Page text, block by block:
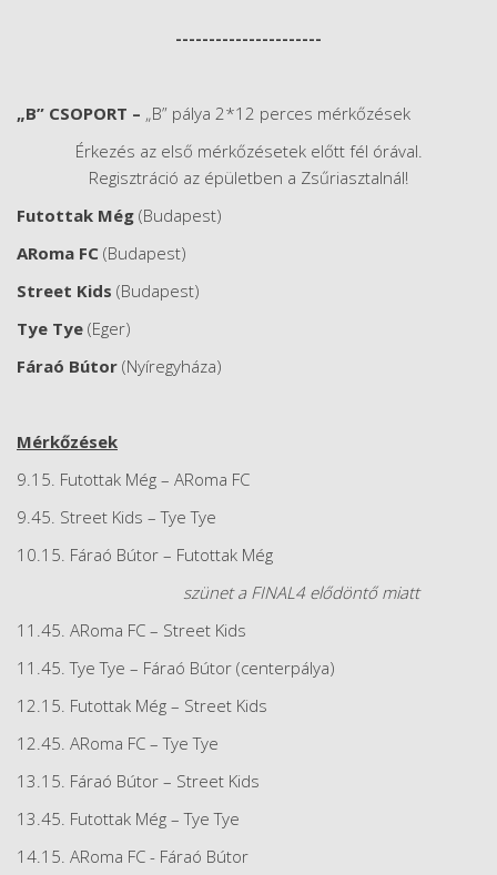
----------------------
„B” CSOPORT – „B” pálya 2*12 perces mérkőzések
Érkezés az első mérkőzésetek előtt fél órával.
Regisztráció az épületben a Zsűriasztalnál!
Futottak Még (Budapest)
ARoma FC (Budapest)
Street Kids (Budapest)
Tye Tye (Eger)
Fáraó Bútor (Nyíregyháza)
Mérkőzések
9.15. Futottak Még – ARoma FC
9.45. Street Kids – Tye Tye
10.15. Fáraó Bútor – Futottak Még
szünet a FINAL4 elődöntő miatt
11.45. ARoma FC – Street Kids
11.45. Tye Tye – Fáraó Bútor (centerpálya)
12.15. Futottak Még – Street Kids
12.45. ARoma FC – Tye Tye
13.15. Fáraó Bútor – Street Kids
13.45. Futottak Még – Tye Tye
14.15. ARoma FC - Fáraó Bútor